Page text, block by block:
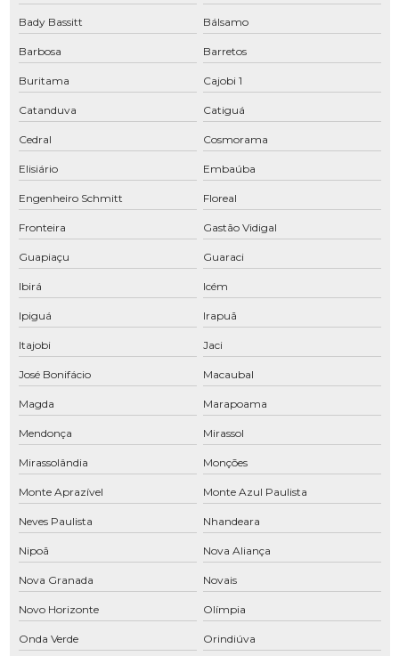
Compressor rosca
Compressor rotativo
Compressor rotativo parafuso
Compressor rotativo preço
Compressor tipo parafuso
Compressores para alugar
Conserto de compressor a ar
Conserto de compressor de ar comprimido
Conserto de compressor de ar SP
Conserto de secador de ar comprimido
Distribuidor de peças para compressor de ar
Empresa de manutenção de compressores
Filtro coalescente
Filtros para compressores
Bady Bassitt Bálsamo
Barbosa Barretos
Buritama Cajobi 1
Catanduva Catiguá
Cedral Cosmorama
Elisiário Embaúba
Engenheiro Schmitt Floreal
Fronteira Gastão Vidigal
Guapiaçu Guaraci
Ibirá Icém
Ipiguá Irapuã
Itajobi Jaci
José Bonifácio Macaubal
Magda Marapoama
Mendonça Mirassol
Mirassolândia Monções
Monte Aprazível Monte Azul Paulista
Neves Paulista Nhandeara
Nipoã Nova Aliança
Nova Granada Novais
Novo Horizonte Olímpia
Onda Verde Orindiúva